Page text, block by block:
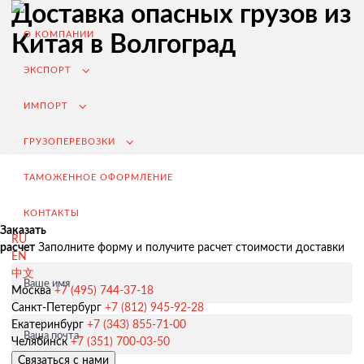
О КОМПАНИИ
ЭКСПОРТ
ИМПОРТ
ГРУЗОПЕРЕВОЗКИ
ТАМОЖЕННОЕ ОФОРМЛЕНИЕ
КОНТАКТЫ
RU
EN
中文
Москва +7 (495) 744-37-18
Санкт-Петербург +7 (812) 945-92-28
Екатеринбург +7 (343) 855-71-00
Челябинск +7 (351) 700-03-50
Связаться с нами
Экспорт из России
Заключение контрактов и согласование условий поставки
Таможенное оформление и разрешительная документация
Доставка опасных грузов из
Китая в Волгоград
Заказать
расчет Заполните форму и получите расчет стоимости доставки
Ваше имя
Ваша почта